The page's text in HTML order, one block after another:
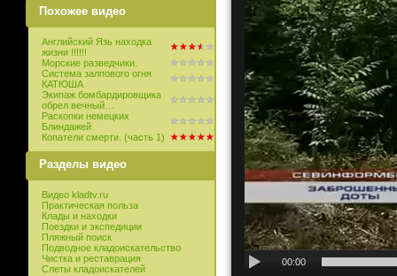
Похожее видео
Английский Язь находка
жизни !!!!!!
Морские разведчики.
Система залпового огня
КАТЮША
Экипаж бомбардировщика
обрел вечный…
Раскопки немецких
Блиндажей
Копатели смерти. (часть 1)
Разделы видео
Видео kladtv.ru
Практическая польза
Клады и находки
Поездки и экспедиции
Пляжный поиск
Подводное кладоискательство
Чистка и реставрация
Слеты кладоискателей
00:00